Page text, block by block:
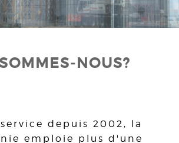
NOUS?
depuis 2002, la
emploie plus d'une